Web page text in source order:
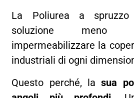
La Poliurea a
soluzione meno
impermeabilizzare la
industriali di ogni
Questo perché, la sua